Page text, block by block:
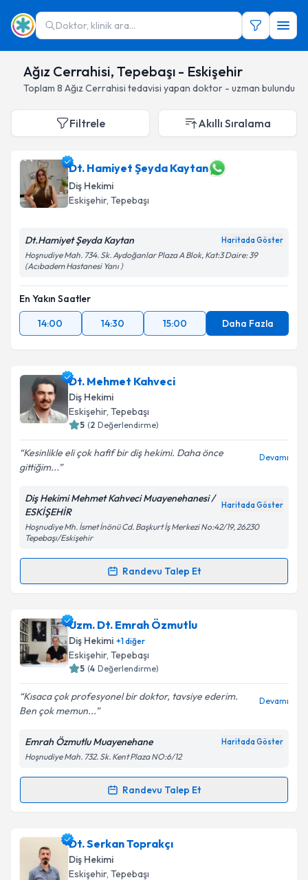
Doktor, klinik ara...
Ağız Cerrahisi, Tepebaşı - Eskişehir
Toplam 8 Ağız Cerrahisi tedavisi yapan doktor - uzman bulundu
Filtrele Akıllı Sıralama
Dt. Hamiyet Şeyda Kaytan
Diş Hekimi
Eskişehir, Tepebaşı
Dt.Hamiyet Şeyda Kaytan Haritada Göster
Hoşnudiye Mah. 734. Sk. Aydoğanlar Plaza A Blok, Kat:3 Daire: 39
(Acıbadem Hastanesi Yanı )
En Yakın Saatler
14:00
14:30 15:00 Daha Fazla
Dt. Mehmet Kahveci
Diş Hekimi
Eskişehir, Tepebaşı
5 (2 Değerlendirme)
Kesinlikle eli çok hafif bir diş hekimi. Daha önce
gittiğim...
Devamı
Diş Hekimi Mehmet Kahveci Muayenehanesi /
ESKİŞEHİR
Haritada Göster
Hoşnudiye Mh. İsmet İnönü Cd. Başkurt İş Merkezi No:42/19, 26230
Tepebaşı/Eskişehir
Randevu Talep Et
Randevu Takvimi Talebi
Dt. Mehmet Kahveciiçin randevu takvimi talebi
oluşturun. Size bu uzmandan randevu almanız için bir
takvim hazırlandığında e-posta ile bilgilendireceğiz.
Kişisel verilerimin işlenmesine ilişkin
Aydınlatma
Metni'ni okudum ve kişisel verilerimin belirtilen
kapsamda işlenmesini kabul ediyorum.
Uzm. Dt. Emrah Özmutlu
Diş Hekimi +1diğer
Eskişehir, Tepebaşı
5 (4 Değerlendirme)
Kısaca çok profesyonel bir doktor, tavsiye ederim.
Ben çok memun...
Devamı
Emrah Özmutlu Muayenehane Haritada Göster
Hoşnudiye Mah. 732. Sk. Kent Plaza NO:6/12
Randevu Talep Et
Randevu Takvimi Talebi
Uzm. Dt. Emrah Özmutluiçin randevu takvimi talebi
oluşturun. Size bu uzmandan randevu almanız için bir
takvim hazırlandığında e-posta ile bilgilendireceğiz.
Dt. Serkan Toprakçı
Diş Hekimi
Eskişehir, Tepebaşı